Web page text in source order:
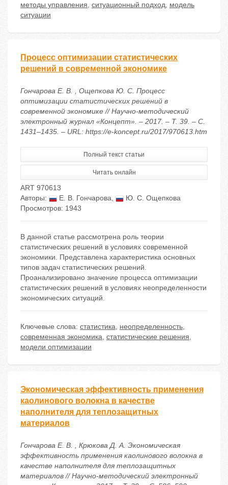
методы управления, ситуационный подход, модель
ситуации
Процесс оптимизации статистических
решений в современной экономике
Гончарова Е. В. , Ощепкова Ю. С. Процесс
оптимизации статистических решений в
современной экономике // Научно-методический
электронный журнал «Концепт». – 2017. – Т. 39. – С.
1431–1435. – URL: https://e-koncept.ru/2017/970613.htm
Полный текст статьи
Читать онлайн
ART 970613
Авторы:
Е. В. Гончарова,
Ю. С. Ощепкова
Просмотров: 1943
В данной статье рассмотрена роль теории
статистических решений в условиях современной
экономики. Представлена характеристика основных
типов задач статистических решений.
Проанализировано значение процесса оптимизации
статистических решений в условиях неопределенности
экономических ситуаций.
Ключевые слова: статистика, неопределенность,
современная экономика, статистические решения,
модели оптимизации
Экономическая эффективность применения
каолинового волокна в качестве
наполнителя для теплозащитных
материалов
Гончарова Е. В. , Крюкова Д. А. Экономическая
эффективность применения каолинового волокна в
качестве наполнителя для теплозащитных
материалов // Научно-методический электронный